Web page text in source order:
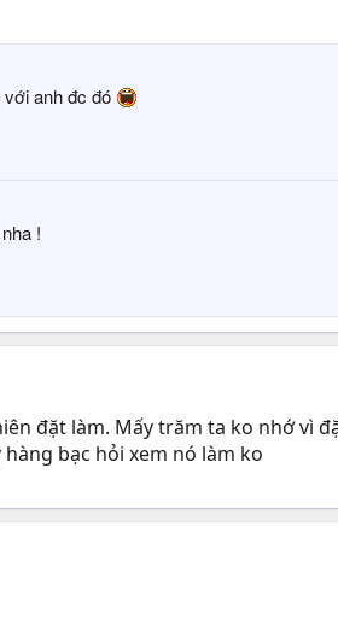
anh đc đó
!
đặt làm. Mấy trăm ta ko nhớ vì
bạc hỏi xem nó làm ko